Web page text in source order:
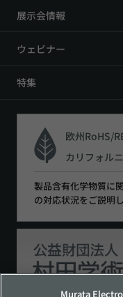
展示会情報
ウェビナー
特集
欧州RoHS/
カリフォル
製品含有化学物質に
の対応状況をご説明し
Murata